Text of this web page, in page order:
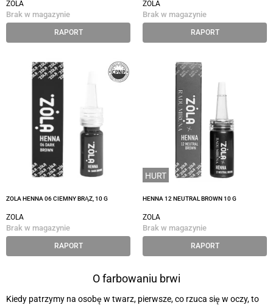
ZOLA
Brak w magazynie
RAPORT
ZOLA
Brak w magazynie
RAPORT
ZOLA HENNA 06 CIEMNY BRĄZ, 10 G
ZOLA
Brak w magazynie
RAPORT
HURT
HENNA 12 NEUTRAL BROWN 10 G
ZOLA
Brak w magazynie
RAPORT
O farbowaniu brwi
Kiedy patrzymy na osobę w twarz, pierwsze, co rzuca się w oczy, to